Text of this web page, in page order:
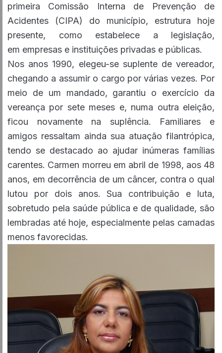
primeira Comissão Interna de Prevenção de
Acidentes (CIPA) do município, estrutura hoje
presente, como estabelece a legislação,
em empresas e instituições privadas e públicas.
Nos anos 1990, elegeu-se suplente de vereador,
chegando a assumir o cargo por várias vezes. Por
meio de um mandado, garantiu o exercício da
vereança por sete meses e, numa outra eleição,
ficou novamente na suplência. Familiares e
amigos ressaltam ainda sua atuação filantrópica,
tendo se destacado ao ajudar inúmeras famílias
carentes. Carmen morreu em abril de 1998, aos 48
anos, em decorrência de um câncer, contra o qual
lutou por dois anos. Sua contribuição e luta,
sobretudo pela saúde pública e de qualidade, são
lembradas até hoje, especialmente pelas camadas
menos favorecidas.